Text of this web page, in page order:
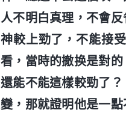
人不明白真理，不會
神較上勁了，不能接
看，當時的撤换是對
還能不能這樣較勁了？
變，那就證明他是一